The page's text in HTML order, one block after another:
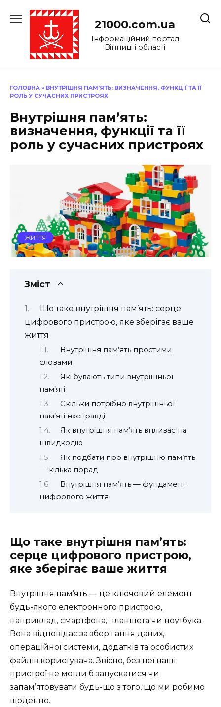
до
21000.com.ua
Інформаційний портал
Вінниці і області
ГОЛОВНА » ВНУТРІШНЯ ПАМ’ЯТЬ: ВИЗНАЧЕННЯ, ФУНКЦІЇ ТА ЇЇ
РОЛЬ У СУЧАСНИХ ПРИСТРОЯХ
Внутрішня пам’ять:
визначення, функції та її
роль у сучасних пристроях
ЖИТТЯ
Зміст
Що таке внутрішня пам’ять: серце
цифрового пристрою, яке зберігає ваше
життя
Внутрішня пам’ять простими
словами
Які бувають типи внутрішньої
пам’яті
Скільки потрібно внутрішньої
пам’яті насправді
Як внутрішня пам’ять впливає на
швидкодію
Як подбати про внутрішню пам’ять
— кілька порад
Внутрішня пам’ять — фундамент
цифрового життя
Що таке внутрішня пам’ять:
серце цифрового пристрою,
яке зберігає ваше життя
Внутрішня пам’ять — це ключовий елемент
будь-якого електронного пристрою,
наприклад, смартфона, планшета чи ноутбука.
Вона відповідає за зберігання даних,
операційної системи, додатків та особистих
файлів користувача. Звісно, без неї наші
пристрої не могли б запускатися чи
запам’ятовувати будь-що з того, що ми робимо
щоденно.